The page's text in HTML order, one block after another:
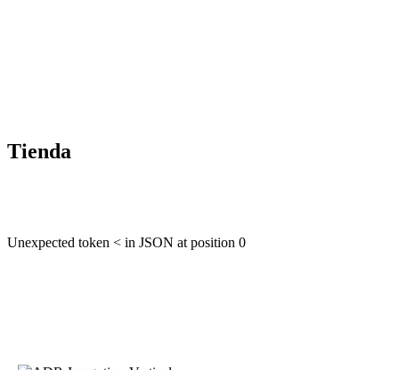
Tienda
Unexpected token < in JSON at position 0